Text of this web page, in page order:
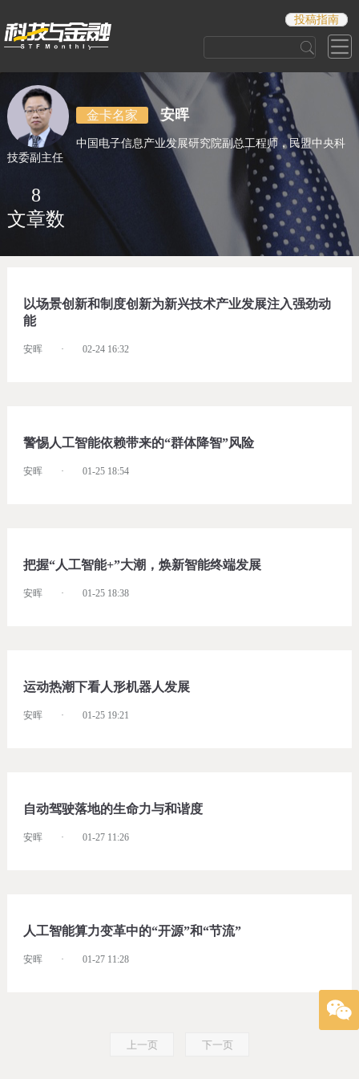
投稿指南
金卡名家 安晖
中国电子信息产业发展研究院副总工程师，民盟中央科
技委副主任
8
文章数
以场景创新和制度创新为新兴技术产业发展注入强劲动
能
安晖 · 02-24 16:32
警惕人工智能依赖带来的“群体降智”风险
安晖 · 01-25 18:54
把握“人工智能+”大潮，焕新智能终端发展
安晖 · 01-25 18:38
运动热潮下看人形机器人发展
安晖 · 01-25 19:21
自动驾驶落地的生命力与和谐度
安晖 · 01-27 11:26
人工智能算力变革中的“开源”和“节流”
安晖 · 01-27 11:28
上一页 下一页